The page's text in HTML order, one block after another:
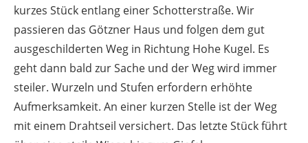
kurzes Stück entlang einer Schotterstraße. Wir
passieren das Götzner Haus und folgen dem gut
ausgeschilderten Weg in Richtung Hohe Kugel. Es
geht dann bald zur Sache und der Weg wird immer
steiler. Wurzeln und Stufen erfordern erhöhte
Aufmerksamkeit. An einer kurzen Stelle ist der Weg
mit einem Drahtseil versichert. Das letzte Stück führt